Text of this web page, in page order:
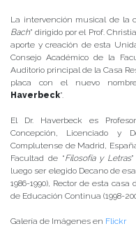
La intervención musical de la
Bach” dirigido por el Prof.
aporte y creación de esta
Consejo Académico de la
Auditorio principal de la Casa
placa con el nuevo
Haverbeck”.
El Dr. Haverbeck es
Concepción, Licenciado y
Complutense de Madrid,
Facultad de “Filosofía y Letras
luego ser elegido Decano de
1986-1990), Rector de esta casa
de Educación Continua (1998-
Galería de Imágenes en Flickr